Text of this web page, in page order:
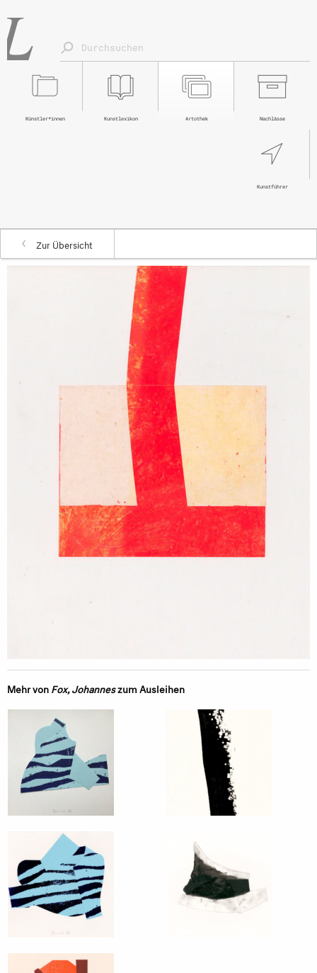
Nachlässe
Artothek
Kunstlexikon
Künstler*innen
Kunstführer
Zur Übersicht
Mehr vonFox, Johanneszum Ausleihen